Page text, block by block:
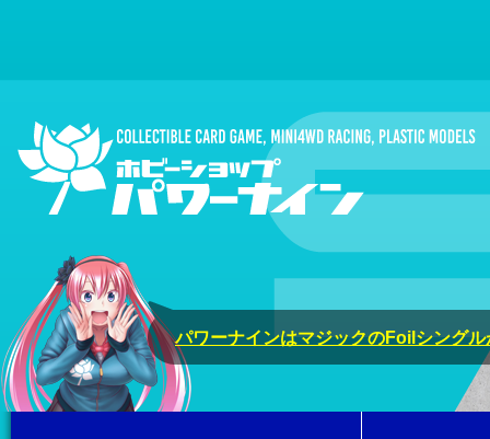
パワーナインはマジックのFoilシング